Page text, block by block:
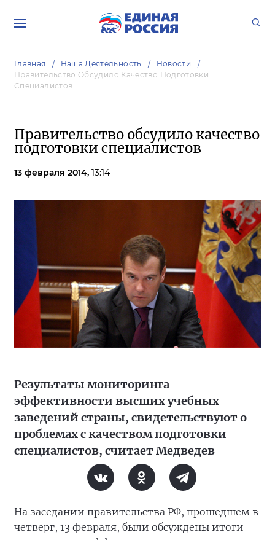
Главная Наша Деятельность
Новости
Правительство Обсудило Качество Подготовки
Специалистов
Правительство обсудило качество
подготовки специалистов
13 февраля 2014, 13:14
Результаты мониторинга
эффективности высших учебных
заведений страны, свидетельствуют о
проблемах с качеством подготовки
специалистов, считает Медведев
На заседании правительства РФ, прошедшем в
четверг, 13 февраля, были обсуждены итоги